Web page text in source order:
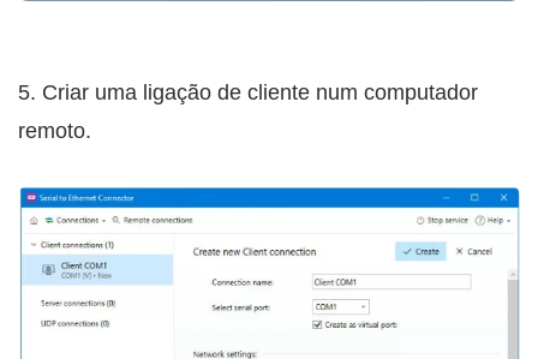
5. Criar uma ligação de cliente num computador
remoto.